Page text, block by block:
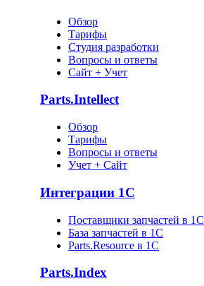
Обзор
Тарифы
Студия разработки
Вопросы и ответы
Сайт + Учет
Parts.Intellect
Обзор
Тарифы
Вопросы и ответы
Учет + Сайт
Интеграции 1С
Поставщики запчастей в 1C
База запчастей в 1С
Parts.Resource в 1C
Parts.Index